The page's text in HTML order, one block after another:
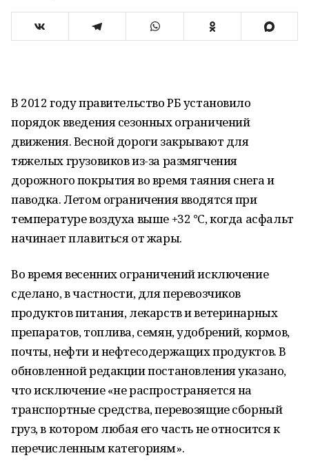
В 2012 году правительство РБ установило
порядок введения сезонных ограничений
движения. Весной дороги закрывают для
тяжелых грузовиков из-за размягчения
дорожного покрытия во время таяния снега и
паводка. Летом ограничения вводятся при
температуре воздуха выше +32 °С, когда асфальт
начинает плавиться от жары.
Во время весенних ограничений исключение
сделано, в частности, для перевозчиков
продуктов питания, лекарств и ветеринарных
препаратов, топлива, семян, удобрений, кормов,
почты, нефти и нефтесодержащих продуктов. В
обновленной редакции постановления указано,
что исключение «не распространяется на
транспортные средства, перевозящие сборный
груз, в котором любая его часть не относится к
перечисленным категориям».